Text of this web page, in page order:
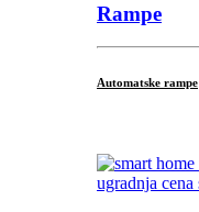
Rampe
Automatske rampe